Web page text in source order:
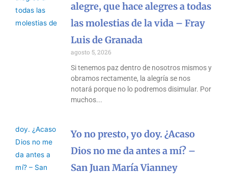
alegre, que hace alegres a todas
las molestias de la vida – Fray
Luis de Granada
agosto 5, 2026
Si tenemos paz dentro de nosotros mismos y
obramos rectamente, la alegría se nos
notará porque no lo podremos disimular. Por
muchos
Yo no presto, yo doy. ¿Acaso
Dios no me da antes a mí? –
San Juan María Vianney